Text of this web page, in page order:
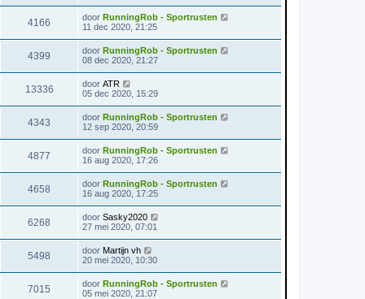
4166 door RunningRob - Sportrusten
11 dec 2020, 21:25
4399 door RunningRob - Sportrusten
08 dec 2020, 21:27
13336 door ATR
05 dec 2020, 15:29
4343 door RunningRob - Sportrusten
12 sep 2020, 20:59
4877 door RunningRob - Sportrusten
16 aug 2020, 17:26
4658 door RunningRob - Sportrusten
16 aug 2020, 17:25
6268 door Sasky2020
27 mei 2020, 07:01
5498 door Martijn vh
20 mei 2020, 10:30
7015 door RunningRob - Sportrusten
05 mei 2020, 21:07